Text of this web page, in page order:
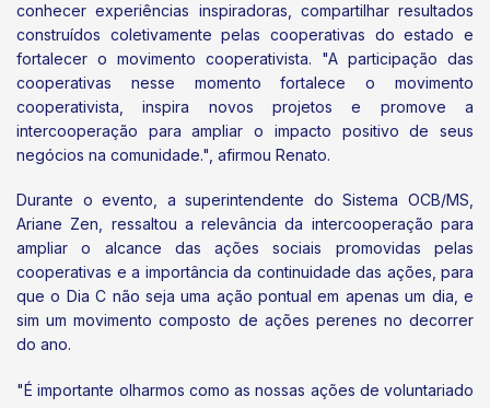
conhecer experiências inspiradoras, compartilhar resultados
construídos coletivamente pelas cooperativas do estado e
fortalecer o movimento cooperativista. "A participação das
cooperativas nesse momento fortalece o movimento
cooperativista, inspira novos projetos e promove a
intercooperação para ampliar o impacto positivo de seus
negócios na comunidade.", afirmou Renato.
Durante o evento, a superintendente do Sistema OCB/MS,
Ariane Zen, ressaltou a relevância da intercooperação para
ampliar o alcance das ações sociais promovidas pelas
cooperativas e a importância da continuidade das ações, para
que o Dia C não seja uma ação pontual em apenas um dia, e
sim um movimento composto de ações perenes no decorrer
do ano.
"É importante olharmos como as nossas ações de voluntariado